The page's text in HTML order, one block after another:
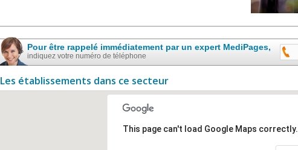
Pour être rappelé immédiatement par un expert MediPages,
indiquez votre numéro de téléphone
Les établissements dans ce secteur
This page can't load Google Maps correctly.